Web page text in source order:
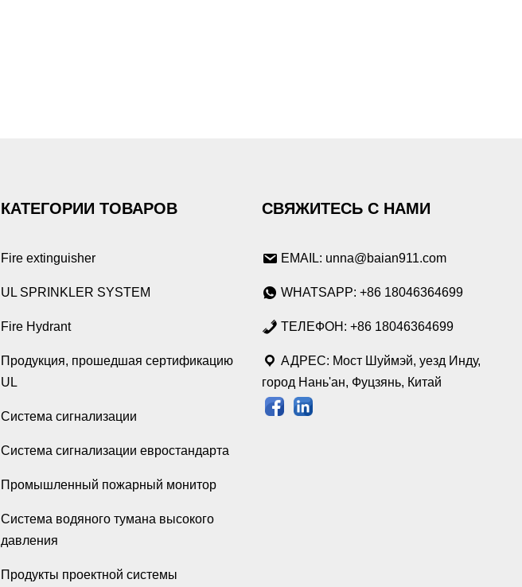
КАТЕГОРИИ ТОВАРОВ
Fire extinguisher
UL SPRINKLER SYSTEM
Fire Hydrant
Продукция, прошедшая сертификацию
UL
Система сигнализации
Система сигнализации евростандарта
Промышленный пожарный монитор
Система водяного тумана высокого
давления
Продукты проектной системы
СВЯЖИТЕСЬ С НАМИ
EMAIL: unna@baian911.com
WHATSAPP: +86 18046364699
ТЕЛЕФОН: +86 18046364699
АДРЕС: Мост Шуймэй, уезд Инду,
город Нань'ан, Фуцзянь, Китай